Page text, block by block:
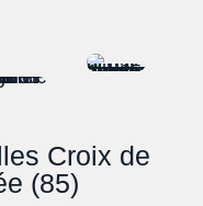
Croix de
(85)